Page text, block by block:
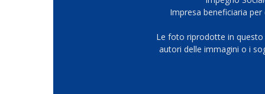
Impresa beneficiaria
Le foto riprodotte in
autori delle immagini o i